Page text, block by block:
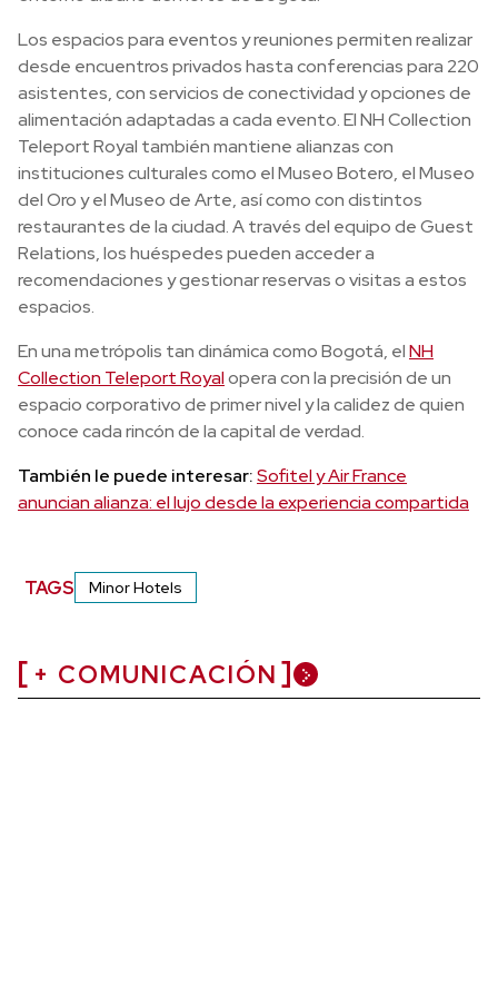
Los espacios para eventos y reuniones permiten realizar
desde encuentros privados hasta conferencias para 220
asistentes, con servicios de conectividad y opciones de
alimentación adaptadas a cada evento. El NH Collection
Teleport Royal también mantiene alianzas con
instituciones culturales como el Museo Botero, el Museo
del Oro y el Museo de Arte, así como con distintos
restaurantes de la ciudad. A través del equipo de Guest
Relations, los huéspedes pueden acceder a
recomendaciones y gestionar reservas o visitas a estos
espacios.
En una metrópolis tan dinámica como Bogotá, elNH
Collection Teleport Royalopera con la precisión de un
espacio corporativo de primer nivel y la calidez de quien
conoce cada rincón de la capital de verdad.
También le puede interesar:Sofitel y Air France
anuncian alianza: el lujo desde la experiencia compartida
TAGS Minor Hotels
+ COMUNICACIÓN